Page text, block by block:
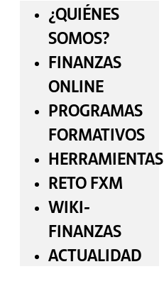
¿QUIÉNES
SOMOS?
FINANZAS
ONLINE
PROGRAMAS
FORMATIVOS
HERRAMIENTAS
RETO FXM
WIKI-
FINANZAS
ACTUALIDAD